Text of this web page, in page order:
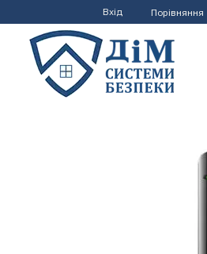
Перейти до основного контенту
Вхід Порівняння